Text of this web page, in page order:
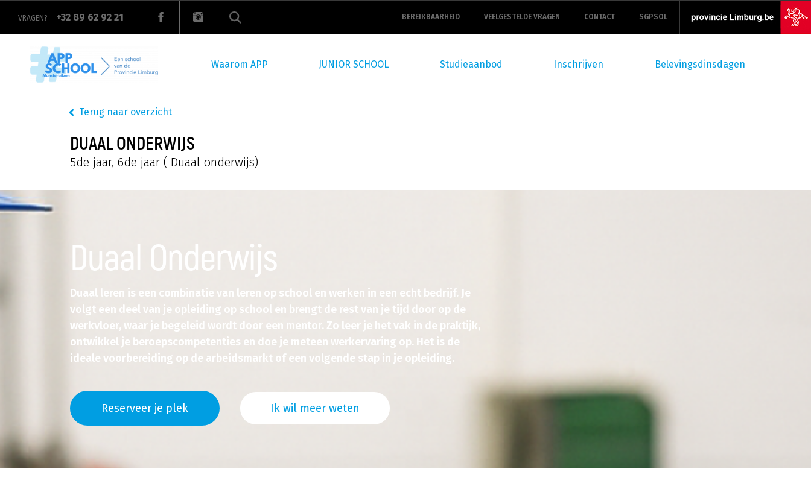
Overslaan
naar
de
VRAGEN? +32 89 62 92 21
navigation
BEREIKBAARHEID VEELGESTELDE VRAGEN CONTACT SGPSOL
Waarom APP
JUNIOR SCHOOL Studieaanbod Inschrijven Belevingsdinsdagen
Terug naar overzicht
DUAAL ONDERWIJS
5de jaar, 6de jaar ( Duaal onderwijs)
Duaal Onderwijs
Duaal leren is een combinatie van leren op school en werken in een echt bedrijf. Je
volgt een deel van je opleiding op school en brengt de rest van je tijd door op de
werkvloer, waar je begeleid wordt door een mentor. Zo leer je het vak in de praktijk,
ontwikkel je beroepscompetenties en doe je meteen werkervaring op. Het is de
ideale voorbereiding op de arbeidsmarkt of een volgende stap in je opleiding.
Reserveer je plek Ik wil meer weten